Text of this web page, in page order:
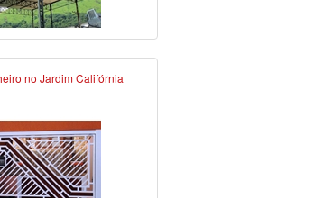
no Jardim Califórnia